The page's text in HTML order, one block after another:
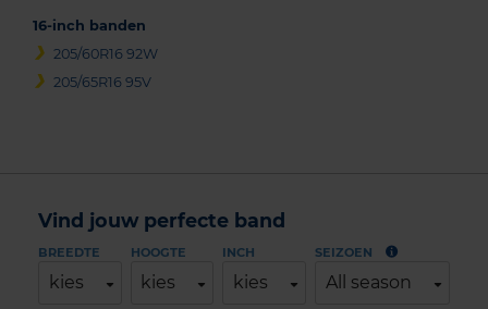
16-inch banden
205/60R16 92W
205/65R16 95V
Vind jouw perfecte band
BREEDTE
kies
HOOGTE
kies
INCH
kies
SEIZOEN
All season